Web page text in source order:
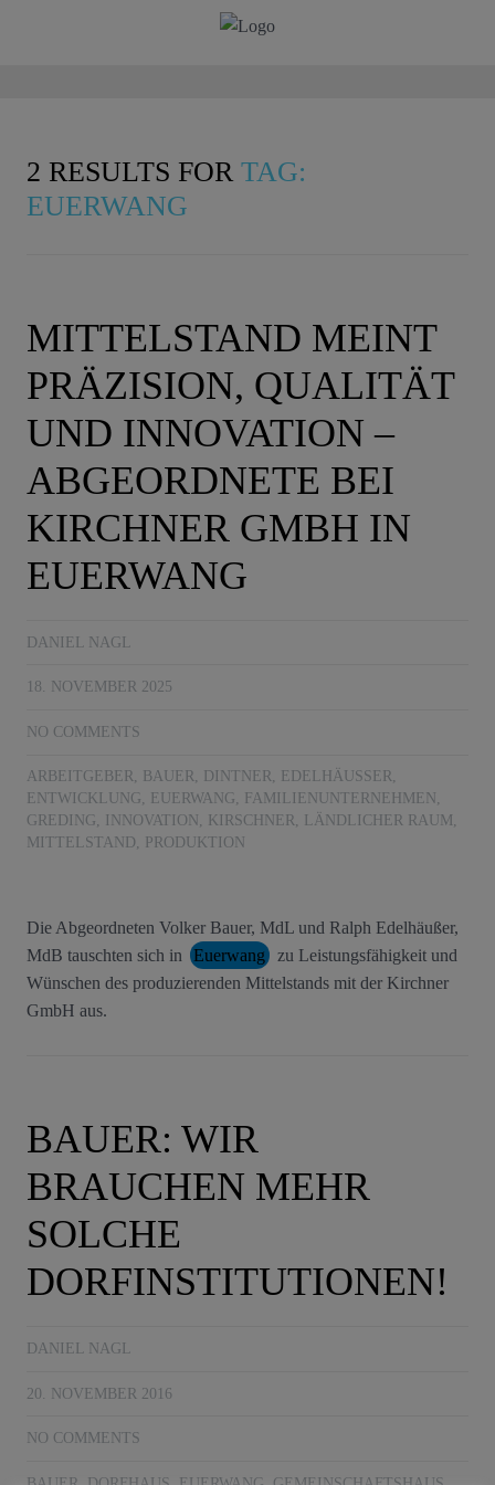
2 RESULTS FOR TAG:
EUERWANG
MITTELSTAND MEINT
PRÄZISION, QUALITÄT
UND INNOVATION –
ABGEORDNETE BEI
KIRCHNER GMBH IN
EUERWANG
DANIEL NAGL
18. NOVEMBER 2025
NO COMMENTS
ARBEITGEBER, BAUER, DINTNER, EDELHÄUSSER
,
ENTWICKLUNG, EUERWANG, FAMILIENUNTERNEHMEN ,
GREDING, INNOVATION , KIRSCHNER, LÄNDLICHER RAUM ,
MITTELSTAND, PRODUKTION
Die Abgeordneten Volker Bauer, MdL und Ralph Edelhäußer,
MdB tauschten sich in
Euerwang
zu Leistungsfähigkeit und
Wünschen des produzierenden Mittelstands mit der Kirchner
GmbH aus.
BAUER: WIR
BRAUCHEN MEHR
SOLCHE
DORFINSTITUTIONEN!
DANIEL NAGL
20. NOVEMBER 2016
NO COMMENTS